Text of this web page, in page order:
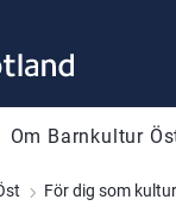
Om Barnkultur
För dig som